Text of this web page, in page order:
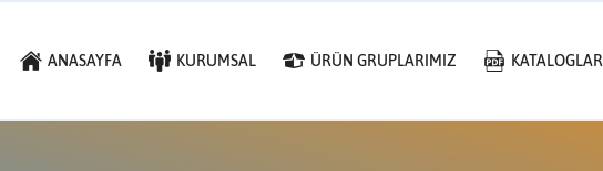
ANASAYFA KURUMSAL ÜRÜN GRUPLARIMIZ KATALOGLAR